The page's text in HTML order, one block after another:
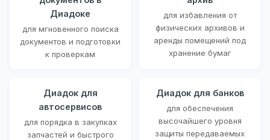
Диадоке
для мгновенного поиска
документов и подготовки
к проверкам
для избавления от
физических архивов и
аренды помещений под
хранение бумаг
Диадок для
автосервисов
для порядка в закупках
запчастей и быстрого
Диадок для банков
для обеспечения
высочайшего уровня
защиты передаваемых